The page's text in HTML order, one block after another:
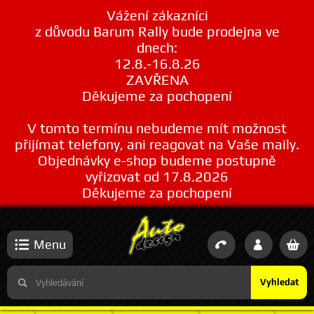
Vážení zákazníci
z důvodu Barum Rally bude prodejna ve
dnech:
12.8.-16.8.26
ZAVŘENA
Děkujeme za pochopení
V tomto termínu nebudeme mít možnost
přijímat telefony, ani reagovat na Vaše maily.
Objednávky e-shop budeme postupně
vyřizovat od 17.8.2026
Děkujeme za pochopení
Vyhledat
Menu